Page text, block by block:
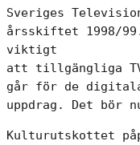
Sveriges
årsskiftet 1998/
viktigt
att tillgängliga
går för de digitala
uppdrag. Det bör
Kulturutskottet